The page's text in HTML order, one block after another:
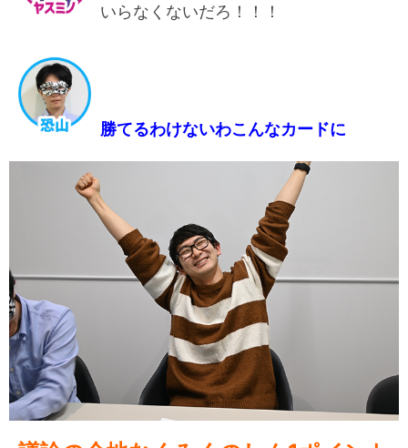
いらなくないだろ！！！
勝てるわけないわこんなカードに